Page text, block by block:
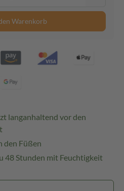
Warenkorb
langanhaltend vor den
den Füßen
48 Stunden mit Feuchtigkeit